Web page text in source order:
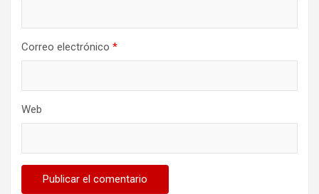
Correo electrónico *
Web